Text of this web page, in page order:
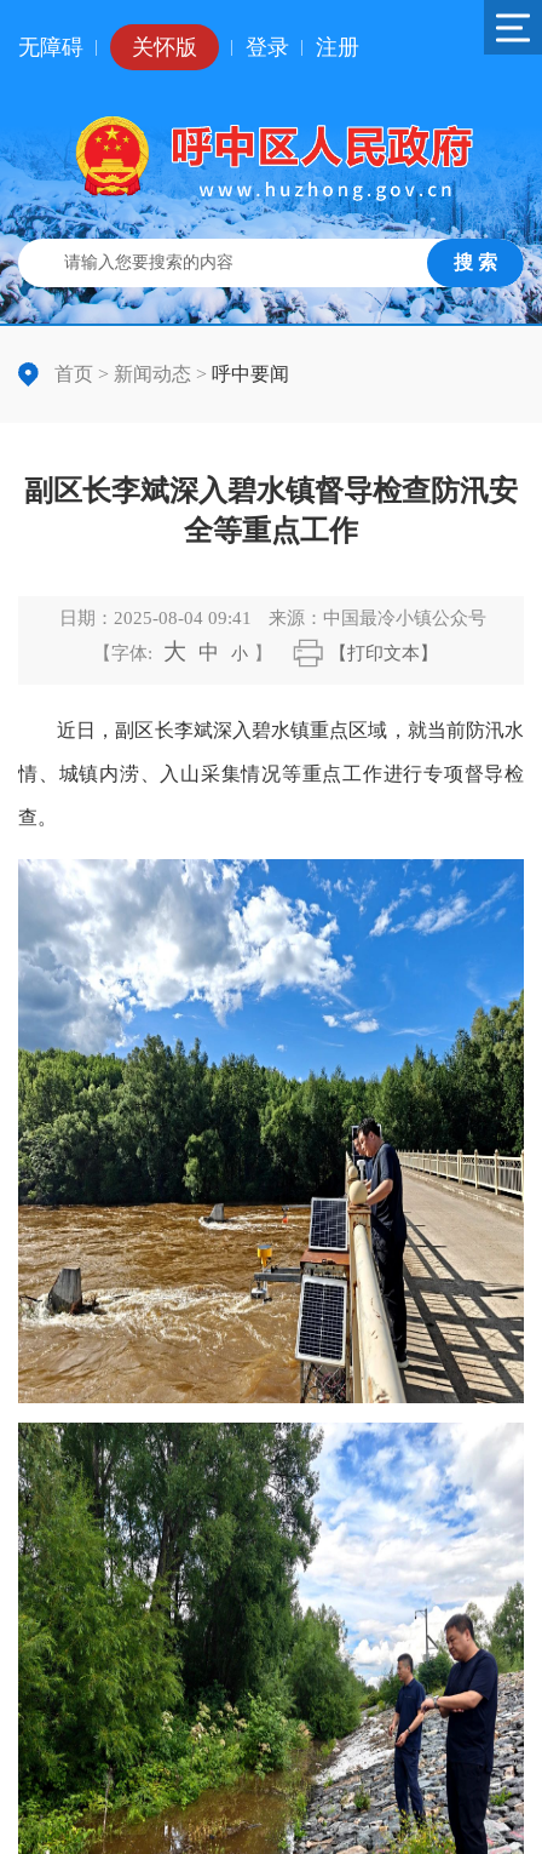
无障碍 关怀版 登录 注册
搜 索
首页 > 新闻动态 > 呼中要闻
副区长李斌深入碧水镇督导检查防汛安
全等重点工作
日期： 2025-08-04 09:41 来源： 中国最冷小镇公众号
【字体:
大 中 小 】 【打印文本】
近日，副区长李斌深入碧水镇重点区域，就当前防汛水
情、城镇内涝、入山采集情况等重点工作进行专项督导检
查。